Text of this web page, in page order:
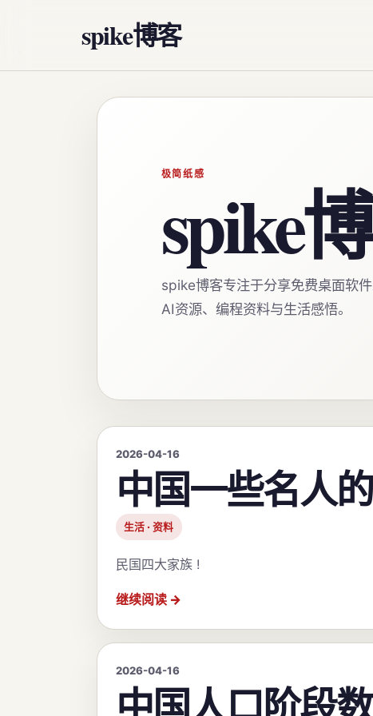
spike博客
极简纸感
spike
spike博客专注于分享免费桌面软
AI资源、编程资料与生活感悟。
2026-04-16
中国一些名人
生活 · 资料
民国四大家族 !
继续阅读
2026-04-16